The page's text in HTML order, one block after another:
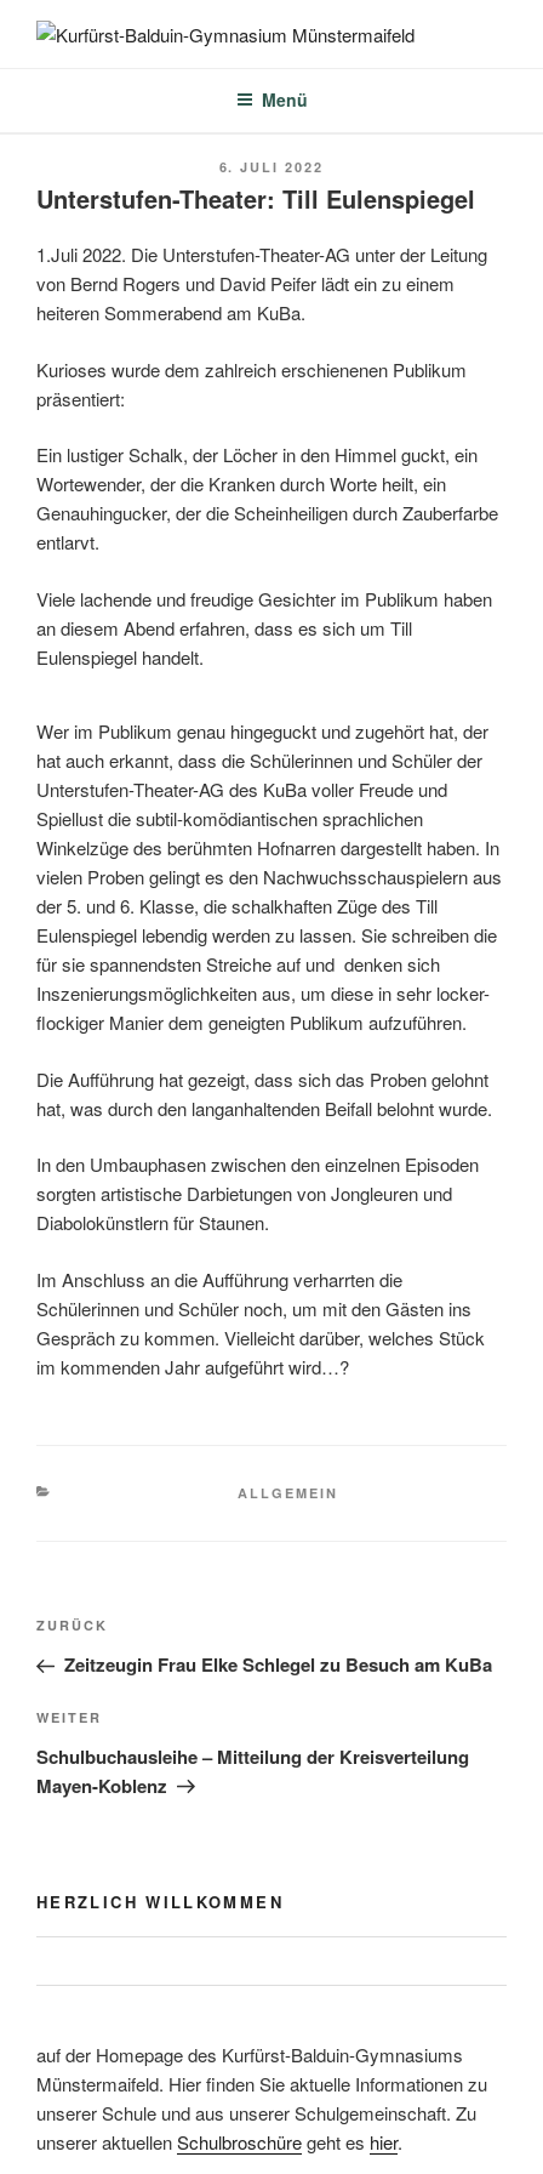
Inhalt
Menü
VERÖFFENTLICHT
AM
6. JULI 2022
Unterstufen-Theater: Till Eulenspiegel
1.Juli 2022. Die Unterstufen-Theater-AG unter der Leitung
von Bernd Rogers und David Peifer lädt ein zu einem
heiteren Sommerabend am KuBa.
Kurioses wurde dem zahlreich erschienenen Publikum
präsentiert:
Ein lustiger Schalk, der Löcher in den Himmel guckt, ein
Wortewender, der die Kranken durch Worte heilt, ein
Genauhingucker, der die Scheinheiligen durch Zauberfarbe
entlarvt.
Viele lachende und freudige Gesichter im Publikum haben
an diesem Abend erfahren, dass es sich um Till
Eulenspiegel handelt.
Wer im Publikum genau hingeguckt und zugehört hat, der
hat auch erkannt, dass die Schülerinnen und Schüler der
Unterstufen-Theater-AG des KuBa voller Freude und
Spiellust die subtil-komödiantischen sprachlichen
Winkelzüge des berühmten Hofnarren dargestellt haben. In
vielen Proben gelingt es den Nachwuchsschauspielern aus
der 5. und 6. Klasse, die schalkhaften Züge des Till
Eulenspiegel lebendig werden zu lassen. Sie schreiben die
für sie spannendsten Streiche auf und denken sich
Inszenierungsmöglichkeiten aus, um diese in sehr locker-
flockiger Manier dem geneigten Publikum aufzuführen.
Die Aufführung hat gezeigt, dass sich das Proben gelohnt
hat, was durch den langanhaltenden Beifall belohnt wurde.
In den Umbauphasen zwischen den einzelnen Episoden
sorgten artistische Darbietungen von Jongleuren und
Diabolokünstlern für Staunen.
Im Anschluss an die Aufführung verharrten die
Schülerinnen und Schüler noch, um mit den Gästen ins
Gespräch zu kommen. Vielleicht darüber, welches Stück
im kommenden Jahr aufgeführt wird…?
KATEGORIEN
ALLGEMEIN
Beitragsnavigation
Vorheriger
Beitrag
ZURÜCK
Zeitzeugin Frau Elke Schlegel zu Besuch am KuBa
Nächster
Beitrag
WEITER
Schulbuchausleihe – Mitteilung der Kreisverteilung
Mayen-Koblenz
HERZLICH WILLKOMMEN
auf der Homepage des Kurfürst-Balduin-Gymnasiums
Münstermaifeld. Hier finden Sie aktuelle Informationen zu
unserer Schule und aus unserer Schulgemeinschaft. Zu
unserer aktuellenSchulbroschüregeht es hier.